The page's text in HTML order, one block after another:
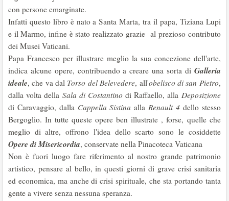
con persone emarginate.
Infatti questo libro è nato a Santa Marta, tra il papa, Tiziana Lupi
e il Marmo, infine è stato realizzato grazie al prezioso contributo
dei Musei Vaticani.
Papa Francesco per illustrare meglio la sua concezione dell'arte,
indica alcune opere, contribuendo a creare una sorta di Galleria
ideale, che va dal Torso del Belevedere, all'obelisco di san Pietro,
dalla volta della Sala di Costantino di Raffaello, alla Deposizione
di Caravaggio, dalla Cappella Sistina allaRenault 4 dello stesso
Bergoglio. In tutte queste opere ben illustrate , forse, quelle che
meglio di altre, offrono l'idea dello scarto sono le cosiddette
Opere di Misericordia, conservate nella Pinacoteca Vaticana
Non è fuori luogo fare riferimento al nostro grande patrimonio
artistico, pensare al bello, in questi giorni di grave crisi sanitaria
ed economica, ma anche di crisi spirituale, che sta portando tanta
gente a vivere senza nessuna speranza.